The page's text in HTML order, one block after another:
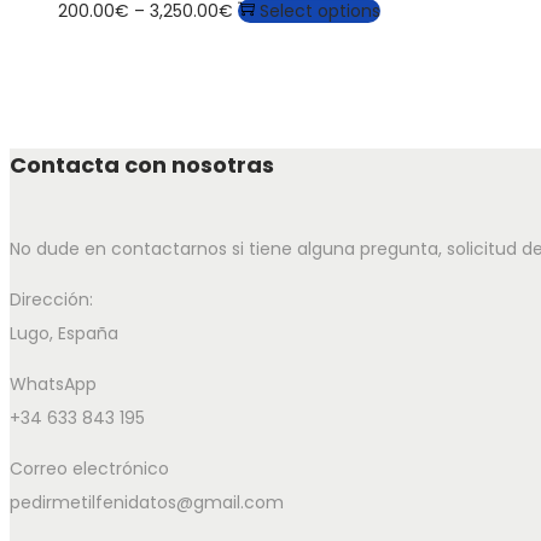
200.00€ – 3,250.00€ Select options
Contacta con nosotras
No dude en contactarnos si tiene alguna pregunta, solicitud
Dirección:
Lugo, España
WhatsApp
+34 633 843 195
Correo electrónico
pedirmetilfenidatos@gmail.com